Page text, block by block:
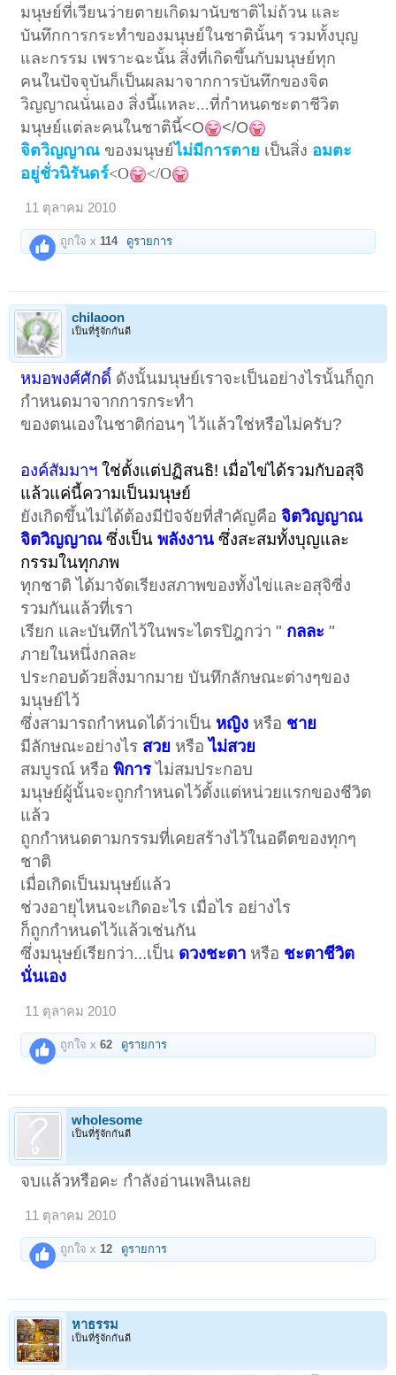
มนุษย์ที่เวียนว่ายตายเกิดมานับชาติไม่ถ้วน และ
บันทึกการกระทำของมนุษย์ในชาตินั้นๆ รวมทั้งบุญ
และกรรม เพราะฉะนั้น สิ่งที่เกิดขึ้นกับมนุษย์ทุก
คนในปัจจุบันก็เป็นผลมาจากการบันทึกของจิต
วิญญาณนั่นเอง สิ่งนี้แหละ...ที่กำหนดชะตาชีวิต
มนุษย์แต่ละคนในชาตินี้<O
</O
จิตวิญญาณ ของมนุษย์ไม่มีการตาย เป็นสิ่ง อมตะ
อยู่ชั่วนิรันดร์<O </O
11 ตุลาคม 2010
ถูกใจ x114 ดูรายการ
chilaoon
เป็นที่รู้จักกันดี
หมอพงศ์ศักดิ์ ดังนั้นมนุษย์เราจะเป็นอย่างไรนั้นก็ถูก
กำหนดมาจากการกระทำ
ของตนเองในชาติก่อนๆ ไว้แล้วใช่หรือไม่ครับ?
องค์สัมมาฯใช่ตั้งแต่ปฏิสนธิ! เมื่อไข่ได้รวมกับอสุจิ
แล้วแค่นี้ความเป็นมนุษย์
ยังเกิดขึ้นไม่ได้ต้องมีปัจจัยที่สำคัญคือจิตวิญญาณ
จิตวิญญาณซึ่งเป็นพลังงานซึ่งสะสมทั้งบุญและ
กรรมในทุกภพ
ทุกชาติ ได้มาจัดเรียงสภาพของทั้งไข่และอสุจิซี่ง
รวมกันแล้วที่เรา
เรียก และบันทึกไว้ในพระไตรปิฎกว่า " กลละ "
ภายในหนึ่งกลละ
ประกอบด้วยสิ่งมากมาย บันทึกลักษณะต่างๆของ
มนุษย์ไว้
ซึ่งสามารถกำหนดได้ว่าเป็น หญิง หรือ ชาย
มีลักษณะอย่างไร สวย หรือไม่สวย
สมบูรณ์ หรือพิการไม่สมประกอบ
มนุษย์ผู้นั้นจะถูกกำหนดไว้ตั้งแต่หน่วยแรกของชีวิต
แล้ว
ถูกกำหนดตามกรรมที่เคยสร้างไว้ในอดีตของทุกๆ
ชาติ
เมื่อเกิดเป็นมนุษย์แล้ว
ช่วงอายุไหนจะเกิดอะไร เมื่อไร อย่างไร
ก็ถูกกำหนดไว้แล้วเช่นกัน
ซึ่งมนุษย์เรียกว่า...เป็น ดวงชะตา หรือ ชะตาชีวิต
นั่นเอง
11 ตุลาคม 2010
ถูกใจ x62 ดูรายการ
wholesome
เป็นที่รู้จักกันดี
จบแล้วหรือคะ กำลังอ่านเพลินเลย
11 ตุลาคม 2010
ถูกใจ x 12 ดูรายการ
หาธรรม
เป็นที่รู้จักกันดี